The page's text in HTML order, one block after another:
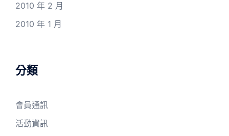
2010 年 2 月
2010 年 1 月
分類
會員通訊
活動資訊